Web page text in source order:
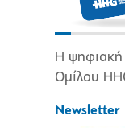
Η ψηφιακή
Ομίλου
Newsletter